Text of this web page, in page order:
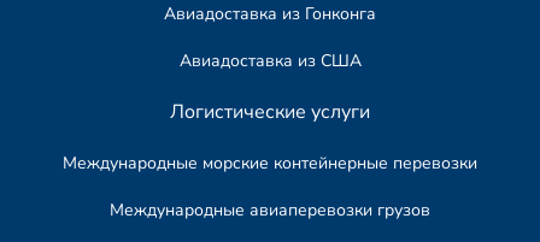
Авиадоставка из Гонконга
Авиадоставка из США
Логистические услуги
Международные морские контейнерные перевозки
Международные авиаперевозки грузов